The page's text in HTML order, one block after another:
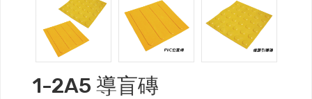
1-2A5 導盲磚